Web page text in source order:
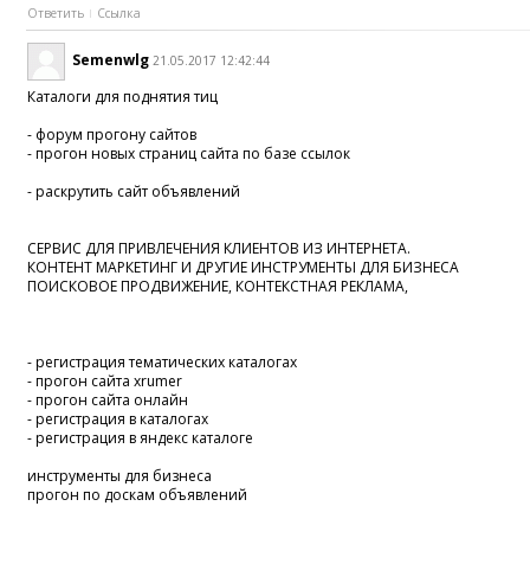
Ответить Ссылка
Semenwlg 21.05.2017 12:42:44
Каталоги для поднятия тиц
- форум прогону сайтов
- прогон новых страниц сайта по базе ссылок
- раскрутить сайт объявлений
СЕРВИС ДЛЯ ПРИВЛЕЧЕНИЯ КЛИЕНТОВ ИЗ ИНТЕРНЕТА.
КОНТЕНТ МАРКЕТИНГ И ДРУГИЕ ИНСТРУМЕНТЫ ДЛЯ БИЗНЕСА
ПОИСКОВОЕ ПРОДВИЖЕНИЕ, КОНТЕКСТНАЯ РЕКЛАМА,
- регистрация тематических каталогах
- прогон сайта xrumer
- прогон сайта онлайн
- регистрация в каталогах
- регистрация в яндекс каталоге
инструменты для бизнеса
прогон по доскам объявлений